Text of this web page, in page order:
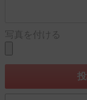
写真を付ける